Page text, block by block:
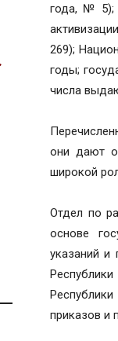
года, № 5);
269);
годы;
числа
они дают
широкой
Отдел по
основе
указаний и
приказов и